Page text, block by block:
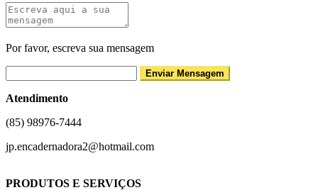
Por favor, escreva sua mensagem
Enviar Mensagem
Atendimento
(85) 98976-7444
jp.encadernadora2@hotmail.com
PRODUTOS E SERVIÇOS